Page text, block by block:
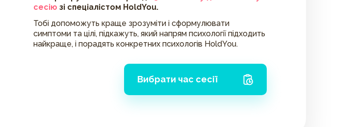
сесію зі спеціалістом HoldYou.
Тобі допоможуть краще зрозуміти і сформулювати
симптоми та цілі, підкажуть, який напрям психології підходить
найкраще, і порадять конкретних психологів HoldYou.
Вибрати час сесії